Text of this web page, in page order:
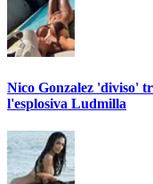
Nico Gonzalez 'diviso'
l'esplosiva Ludmilla